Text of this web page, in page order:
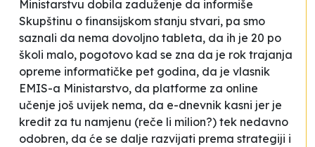
Ministarstvu dobila zaduženje da informiše
Skupštinu o finansijskom stanju stvari, pa smo
saznali da nema dovoljno tableta, da ih je 20 po
školi malo, pogotovo kad se zna da je rok trajanja
opreme informatičke pet godina, da je vlasnik
EMIS-a Ministarstvo, da platforme za online
učenje još uvijek nema, da e-dnevnik kasni jer je
kredit za tu namjenu (reče li milion?) tek nedavno
odobren, da će se dalje razvijati prema strategiji i